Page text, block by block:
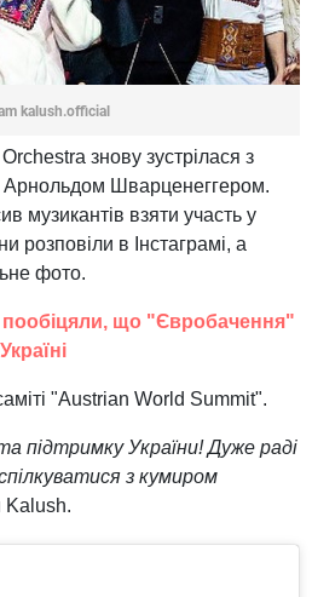
kalush.official
знову зустрілася з
Арнольдом Шварценеггером.
музикантів взяти участь у
розповіли в Інстаграмі, а
фото.
пообіцяли, що "Євробачення"
"Austrian World Summit".
підтримку України! Дуже раді
з кумиром
Kalush.